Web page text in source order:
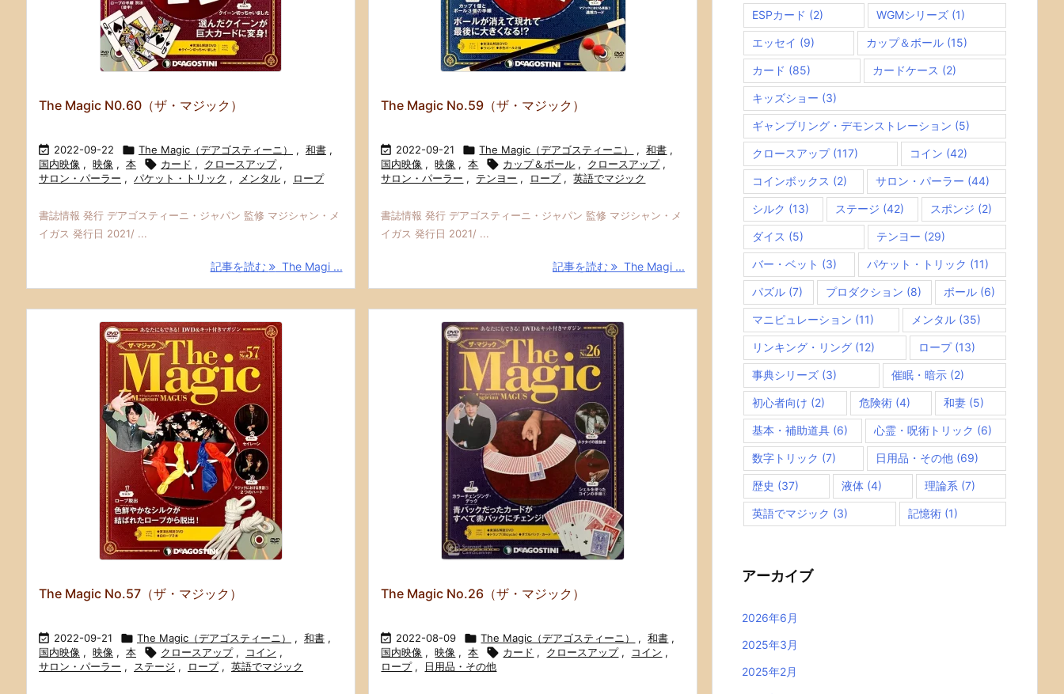
The Magic N0.60（ザ・マジック）
 2022-09-22  The Magic（デアゴスティーニ） , 和書 ,
国内映像 , 映像 , 本  カード , クロースアップ ,
サロン・パーラー , パケット・トリック , メンタル , ロープ
書誌情報 発行 デアゴスティーニ・ジャパン 監修 マジシャン・メ
イガス 発行日 2021/ ...
記事を読む The Magi ...
The Magic No.59（ザ・マジック）
 2022-09-21  The Magic（デアゴスティーニ） , 和書 ,
国内映像 , 映像 , 本  カップ＆ボール , クロースアップ ,
サロン・パーラー , テンヨー , ロープ , 英語でマジック
書誌情報 発行 デアゴスティーニ・ジャパン 監修 マジシャン・メ
イガス 発行日 2021/ ...
記事を読む The Magi ...
The Magic No.57（ザ・マジック）
 2022-09-21  The Magic（デアゴスティーニ） , 和書 ,
国内映像 , 映像 , 本  クロースアップ , コイン ,
サロン・パーラー , ステージ , ロープ , 英語でマジック
The Magic No.26（ザ・マジック）
 2022-08-09  The Magic（デアゴスティーニ） , 和書 ,
国内映像 , 映像 , 本  カード , クロースアップ , コイン ,
ロープ , 日用品・その他
ESPカード (2) WGMシリーズ (1)
エッセイ (9) カップ＆ボール(15)
カード (85) カードケース (2)
キッズショー (3)
ギャンブリング・デモンストレーション (5)
クロースアップ(117) コイン (42)
コインボックス (2) サロン・パーラー (44)
シルク (13) ステージ (42) スポンジ (2)
ダイス (5) テンヨー (29)
バー・ベット (3) パケット・トリック (11)
パズル (7) プロダクション (8) ボール (6)
マニピュレーション (11) メンタル (35)
リンキング・リング (12) ロープ(13)
事典シリーズ (3) 催眠・暗示(2)
初心者向け (2) 危険術(4) 和妻 (5)
基本・補助道具 (6) 心霊・呪術トリック (6)
数字トリック (7) 日用品・その他 (69)
歴史 (37) 液体 (4) 理論系 (7)
英語でマジック (3) 記憶術 (1)
アーカイブ
2026年6月
2025年3月
2025年2月